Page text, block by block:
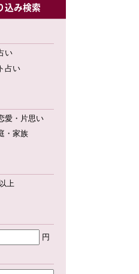
込み検索
い
占い
愛・片思い
・家族
上
円